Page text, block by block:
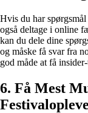
Hvis du har
også deltage i online
kan du dele dine
og måske få svar fra
god måde at få
6. Få Mest